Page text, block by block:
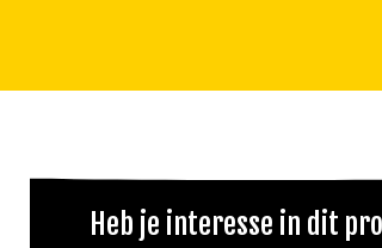
Heb je interesse in dit